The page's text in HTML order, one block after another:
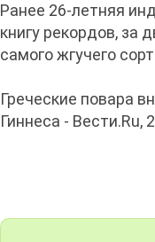
Ранее 26-летняя
книгу рекордов, за
самого жгучего
Греческие повара
Гиннеса - Вести.Ru,